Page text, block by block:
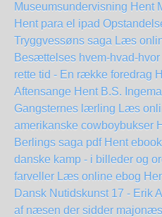
Museumsundervisning Hent
Hent para el ipad
Tryggvessøns saga Læs
Besættelses hvem-hvad-
rette tid - En række foredrag
Aftensange Hent B.S.
Gangsternes lærling Læs
amerikanske cowboybukser
Berlings saga pdf Hent
danske kamp - i billeder og
farveller Læs online ebog
Dansk Nutidskunst 17 - Erik
af næsen der sidder